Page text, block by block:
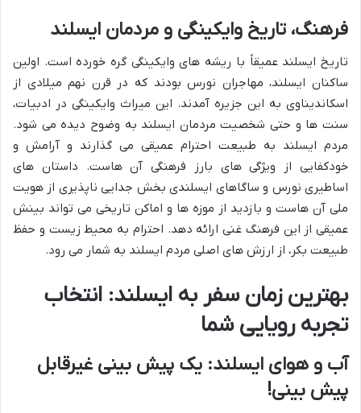
فرهنگ، تاریخ وایکینگی و مردمان ایسلند
تاریخ ایسلند عمیقاً با ریشه های وایکینگی گره خورده است. اولین
ساکنان ایسلند، مهاجران نورس بودند که در قرن نهم میلادی از
اسکاندیناوی به این جزیره آمدند. این میراث وایکینگی در ادبیات،
سنت ها و حتی شخصیت مردمان ایسلند به وضوح دیده می شود.
مردم ایسلند به طبیعت احترام عمیقی می گذارند و آرامش و
خودکفایی از ویژگی های بارز فرهنگی آن هاست. داستان های
اساطیری نورس و ساگاهای ایسلندی بخش جدایی ناپذیری از هویت
ملی آن هاست و بازدید از موزه ها و اماکن تاریخی می تواند بینش
عمیقی از این فرهنگ غنی ارائه دهد. احترام به محیط زیست و حفظ
طبیعت بکر، از ارزش های اصلی مردم ایسلند به شمار می رود.
بهترین زمان سفر به ایسلند: انتخاب
تجربه رویایی شما
آب و هوای ایسلند: یک پیش بینی غیرقابل
پیش بینی!